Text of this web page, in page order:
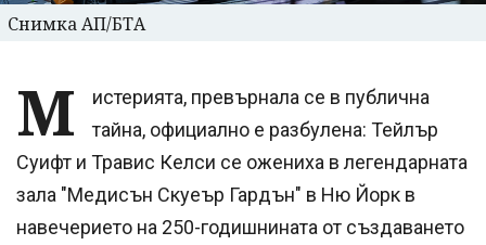
Снимка АП/БТА
М
истерията, превърнала се в публична
тайна, официално е разбулена: Тейлър
Суифт и Травис Келси се ожениха в легендарната
зала "Медисън Скуеър Гардън" в Ню Йорк в
навечерието на 250-годишнината от създаването